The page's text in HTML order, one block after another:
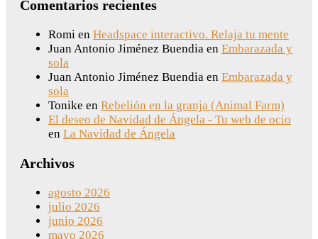
Comentarios recientes
Romi en Headspace interactivo. Relaja tu mente
Juan Antonio Jiménez Buendia en Embarazada y
sola
Juan Antonio Jiménez Buendia en Embarazada y
sola
Tonike en Rebelión en la granja (Animal Farm)
El deseo de Navidad de Ángela - Tu web de ocio
en La Navidad de Ángela
Archivos
agosto 2026
julio 2026
junio 2026
mayo 2026